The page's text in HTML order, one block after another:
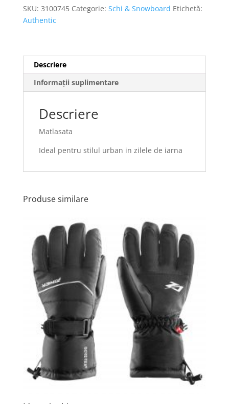
SKU: 3100745 Categorie: Schi & Snowboard Etichetă:
Authentic
Descriere
Informații suplimentare
Descriere
Matlasata
Ideal pentru stilul urban in zilele de iarna
Produse similare